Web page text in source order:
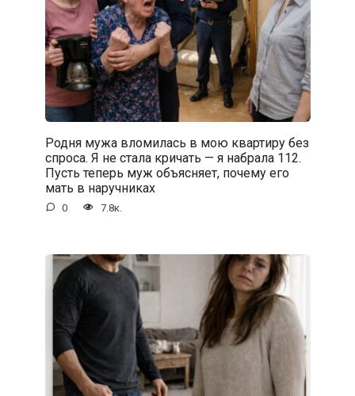
Родня мужа вломилась в мою квартиру без
спроса. Я не стала кричать — я набрала 112.
Пусть теперь муж объясняет, почему его
мать в наручниках
0 7.8к.